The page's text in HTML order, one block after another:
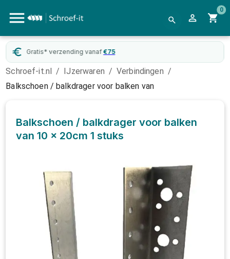
0
Gratis* verzending vanaf €75
Schroef-it.nl / IJzerwaren / Verbindingen /
Balkschoen / balkdrager voor balken van
Balkschoen / balkdrager voor balken
van 10 x 20cm1 stuks